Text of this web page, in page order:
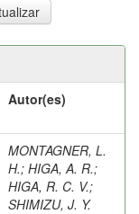
Autor(es)
MONTAGNER, L.
H.; HIGA, A. R.;
HIGA, R. C. V.;
SHIMIZU, J. Y.